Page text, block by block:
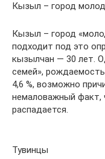
Кызыл – город
Кызыл – город
подходит под это
кызылчан — 30 лет.
семей»,
4,6 %, возможно
немаловажный факт,
распадается.
Тувинцы